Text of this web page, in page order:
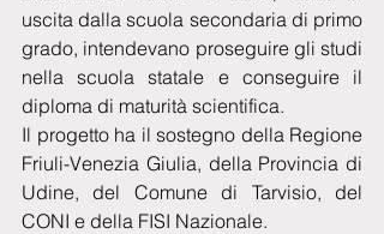
uscita dalla scuola secondaria di primo
grado, intendevano proseguire gli studi
nella scuola statale e conseguire il
diploma di maturità scientifica.
Il progetto ha il sostegno della Regione
Friuli-Venezia Giulia, della Provincia di
Udine, del Comune di Tarvisio, del
CONI e della FISI Nazionale.